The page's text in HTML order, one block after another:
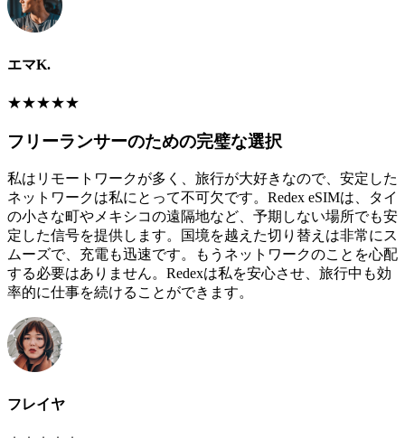
エマK.
★★★★★
フリーランサーのための完璧な選択
私はリモートワークが多く、旅行が大好きなので、安定した
ネットワークは私にとって不可欠です。Redex eSIMは、タイ
の小さな町やメキシコの遠隔地など、予期しない場所でも安
定した信号を提供します。国境を越えた切り替えは非常にス
ムーズで、充電も迅速です。もうネットワークのことを心配
する必要はありません。Redexは私を安心させ、旅行中も効
率的に仕事を続けることができます。
フレイヤ